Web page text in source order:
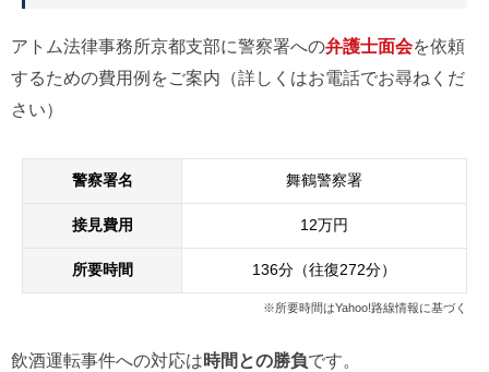
アトム法律事務所京都支部に警察署への弁護士面会を依頼
するための費用例をご案内（詳しくはお電話でお尋ねくだ
さい）
警察署名 舞鶴警察署
接見費用 12万円
所要時間 136分（往復272分）
※所要時間はYahoo!路線情報に基づく
飲酒運転事件への対応は時間との勝負です。